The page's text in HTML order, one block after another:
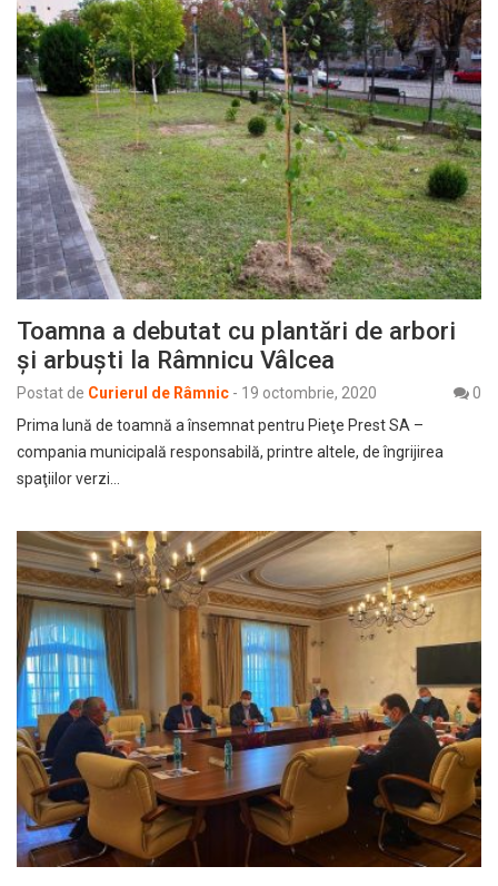
Toamna a debutat cu plantări de arbori
şi arbuşti la Râmnicu Vâlcea
Postat de Curierul de Râmnic - 19 octombrie, 2020
0
Prima lună de toamnă a însemnat pentru Pieţe Prest SA –
compania municipală responsabilă, printre altele, de îngrijirea
spaţiilor verzi…